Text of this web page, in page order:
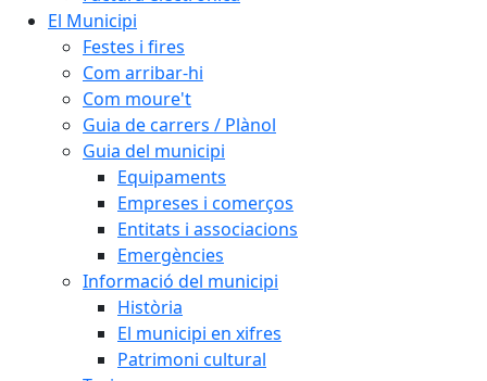
El Municipi
Festes i fires
Com arribar-hi
Com moure't
Guia de carrers / Plànol
Guia del municipi
Equipaments
Empreses i comerços
Entitats i associacions
Emergències
Informació del municipi
Història
El municipi en xifres
Patrimoni cultural